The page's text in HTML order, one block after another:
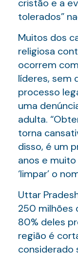
cristão e a
tolerados”
Muitos dos
religiosa
ocorrem
líderes, sem
processo
uma
adulta.
torna
disso, é um
anos e
‘limpar’ o
Uttar
250 milhões
80% deles
região é
considerado